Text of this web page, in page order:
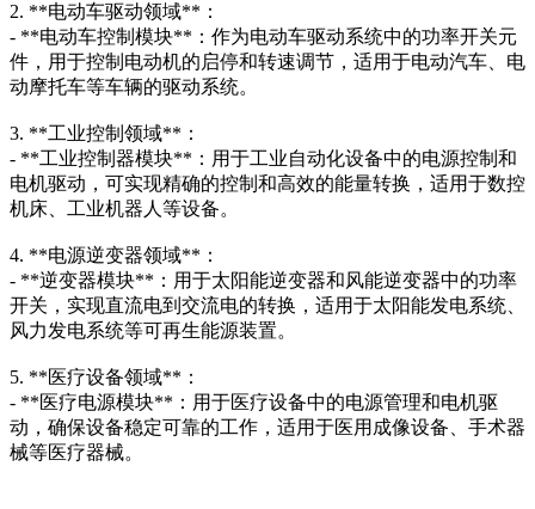
2. **电动车驱动领域**：
- **电动车控制模块**：作为电动车驱动系统中的功率开关元
件，用于控制电动机的启停和转速调节，适用于电动汽车、电
动摩托车等车辆的驱动系统。
3. **工业控制领域**：
- **工业控制器模块**：用于工业自动化设备中的电源控制和
电机驱动，可实现精确的控制和高效的能量转换，适用于数控
机床、工业机器人等设备。
4. **电源逆变器领域**：
- **逆变器模块**：用于太阳能逆变器和风能逆变器中的功率
开关，实现直流电到交流电的转换，适用于太阳能发电系统、
风力发电系统等可再生能源装置。
5. **医疗设备领域**：
- **医疗电源模块**：用于医疗设备中的电源管理和电机驱
动，确保设备稳定可靠的工作，适用于医用成像设备、手术器
械等医疗器械。